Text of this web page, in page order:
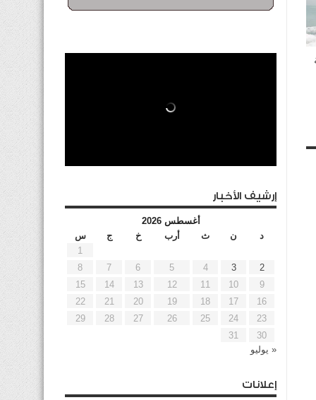
إرشيف الأخبار
أغسطس 2026
د
ن ث أرب خ ج
س
1
2
3
4
5
6
7
8
9
10
11
12
13
14
15
16
17
18
19
20
21
22
23
24
25
26
27
28
29
30
31
« يوليو
إعلانات